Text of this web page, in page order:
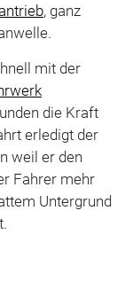
, ganz
mit der
die Kraft
erledigt der
weil er den
Fahrer mehr
Untergrund